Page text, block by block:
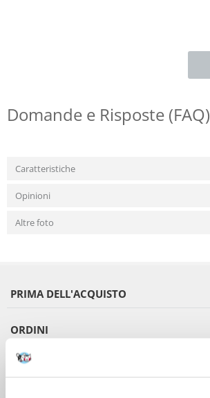
Domande e Risposte (FAQ)
Caratteristiche
Opinioni
Altre foto
PRIMA DELL'ACQUISTO
ORDINI
DOPO L'ACQUISTO